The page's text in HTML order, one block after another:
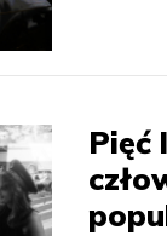
Pięć